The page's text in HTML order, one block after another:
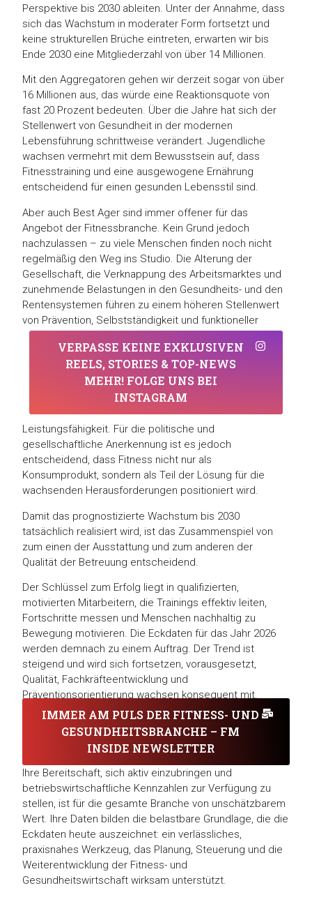
Perspektive bis 2030 ableiten. Unter der Annahme, dass
sich das Wachstum in moderater Form fortsetzt und
keine strukturellen Brüche eintreten, erwarten wir bis
Ende 2030 eine Mitgliederzahl von über 14 Millionen.
Mit den Aggregatoren gehen wir derzeit sogar von über
16 Millionen aus, das würde eine Reaktionsquote von
fast 20 Prozent bedeuten. Über die Jahre hat sich der
Stellenwert von Gesundheit in der modernen
Lebensführung schrittweise verändert. Jugendliche
wachsen vermehrt mit dem Bewusstsein auf, dass
Fitnesstraining und eine ausgewogene Ernährung
entscheidend für einen gesunden Lebensstil sind.
Aber auch Best Ager sind immer offener für das
Angebot der Fitnessbranche. Kein Grund jedoch
nachzulassen – zu viele Menschen finden noch nicht
regelmäßig den Weg ins Studio. Die Alterung der
Gesellschaft, die Verknappung des Arbeitsmarktes und
zunehmende Belastungen in den Gesundheits- und den
Rentensystemen führen zu einem höheren Stellenwert
von Prävention, Selbstständigkeit und funktioneller
VERPASSE KEINE EXKLUSIVEN
REELS, STORIES & TOP-NEWS
MEHR! FOLGE UNS BEI
INSTAGRAM
Leistungsfähigkeit. Für die politische und
gesellschaftliche Anerkennung ist es jedoch
entscheidend, dass Fitness nicht nur als
Konsumprodukt, sondern als Teil der Lösung für die
wachsenden Herausforderungen positioniert wird.
Damit das prognostizierte Wachstum bis 2030
tatsächlich realisiert wird, ist das Zusammenspiel von
zum einen der Ausstattung und zum anderen der
Qualität der Betreuung entscheidend.
Der Schlüssel zum Erfolg liegt in qualifizierten,
motivierten Mitarbeitern, die Trainings effektiv leiten,
Fortschritte messen und Menschen nachhaltig zu
Bewegung motivieren. Die Eckdaten für das Jahr 2026
werden demnach zu einem Auftrag. Der Trend ist
steigend und wird sich fortsetzen, vorausgesetzt,
Qualität, Fachkräfteentwicklung und
Präventionsorientierung wachsen konsequent mit.
IMMER AM PULS DER FITNESS- UND
GESUNDHEITSBRANCHE – FM
INSIDE NEWSLETTER
Ihre Bereitschaft, sich aktiv einzubringen und
betriebswirtschaftliche Kennzahlen zur Verfügung zu
stellen, ist für die gesamte Branche von unschätzbarem
Wert. Ihre Daten bilden die belastbare Grundlage, die die
Eckdaten heute auszeichnet: ein verlässliches,
praxisnahes Werkzeug, das Planung, Steuerung und die
Weiterentwicklung der Fitness- und
Gesundheitswirtschaft wirksam unterstützt.